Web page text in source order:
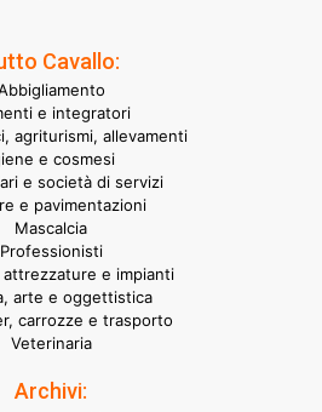
Cavallo:
e integratori
agriturismi, allevamenti
e cosmesi
e società di servizi
e pavimentazioni
Mascalcia
Professionisti
attrezzature e impianti
arte e oggettistica
carrozze e trasporto
Veterinaria
Archivi: